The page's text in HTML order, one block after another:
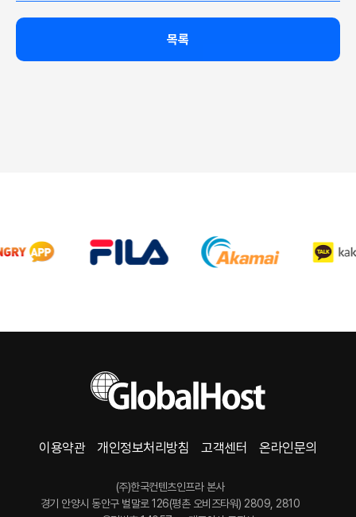
목록
이용약관 개인정보처리방침 고객센터 온라인문의
(주)한국컨텐츠인프라 본사
경기 안양시 동안구 벌말로 126(평촌 오비즈타워) 2809, 2810